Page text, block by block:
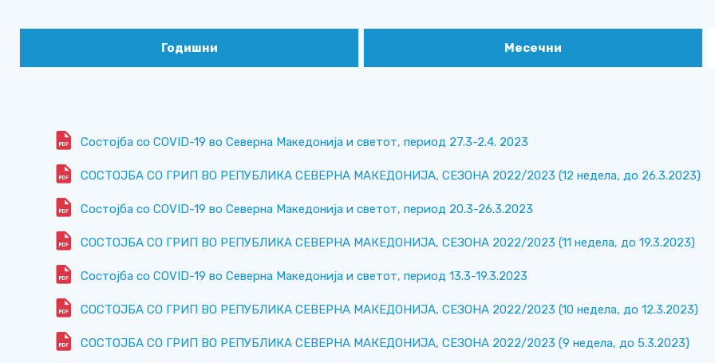
Годишни Месечни
Состојба со COVID-19 во Северна Македонија и светот, период 27.3-2.4. 2023
СОСТОЈБА СО ГРИП ВО РЕПУБЛИКА СЕВЕРНА МАКЕДОНИЈА, СЕЗОНА 2022/2023 (12 недела, до 26.3.2023)
Состојба со COVID-19 во Северна Македонија и светот, период 20.3-26.3.2023
СОСТОЈБА СО ГРИП ВО РЕПУБЛИКА СЕВЕРНА МАКЕДОНИЈА, СЕЗОНА 2022/2023 (11 недела, до 19.3.2023)
Состојба со COVID-19 во Северна Македонија и светот, период 13.3-19.3.2023
СОСТОЈБА СО ГРИП ВО РЕПУБЛИКА СЕВЕРНА МАКЕДОНИЈА, СЕЗОНА 2022/2023 (10 недела, до 12.3.2023)
СОСТОЈБА СО ГРИП ВО РЕПУБЛИКА СЕВЕРНА МАКЕДОНИЈА, СЕЗОНА 2022/2023 (9 недела, до 5.3.2023)